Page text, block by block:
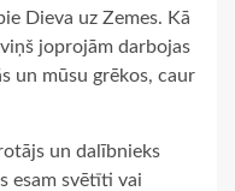
Dieva uz Zemes. Kā
joprojām darbojas
un mūsu grēkos, caur
un dalībnieks
esam svētīti vai